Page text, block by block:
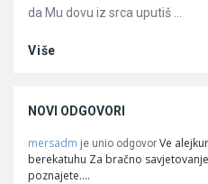
da Mu dovu iz srca uputiš ...
Više
NOVI ODGOVORI
mersadm je unio odgovor Ve
berekatuhu Za bračno
poznajete.…